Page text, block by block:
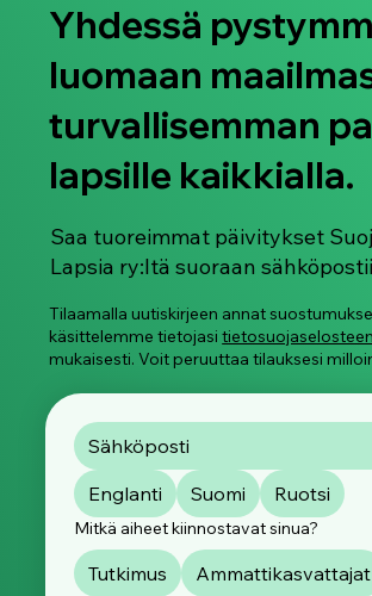
Suojellaan Lapsia ry vaatii
lapsikaupan ja lapsiin
verkkovälitteisen
torjumiseksi
Yhdessä
luomaan
turvallisemman
lapsille kaikkialla.
Saa tuoreimmat päivitykset
Lapsia ry:ltä suoraan
Tilaamalla uutiskirjeen annat
käsittelemme tietojasi
mukaisesti. Voit peruuttaa tilauksesi
Englanti Suomi Ruotsi
Mitkä aiheet kiinnostavat sinua?
Tutkimus
Ammattikasvattajat